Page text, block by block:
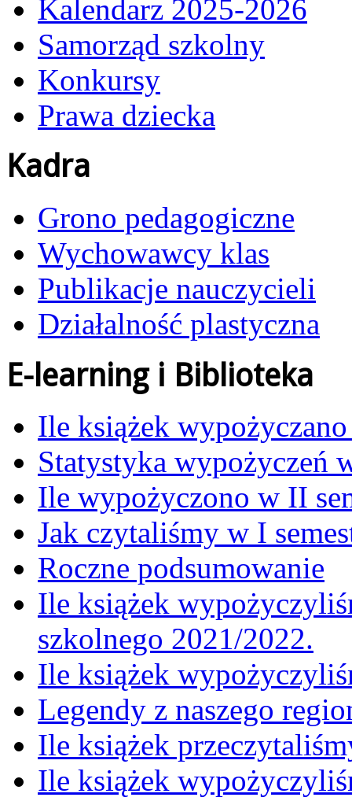
Kalendarz 2025-2026
Samorząd szkolny
Konkursy
Prawa dziecka
Kadra
Grono pedagogiczne
Wychowawcy klas
Publikacje nauczycieli
Działalność plastyczna
E-learning i Biblioteka
Ile książek
Statystyka wypożyczeń
Ile wypożyczono w II
Jak czytaliśmy w I
Roczne podsumowanie
Ile książek
szkolnego 2021/2022.
Ile książek
Legendy z naszego
Ile książek
Ile książek